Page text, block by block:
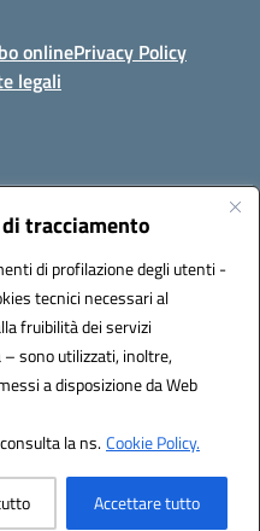
tracciamento
di profilazione degli utenti -
tecnici necessari al
fruibilità dei servizi
sono utilizzati, inoltre,
a disposizione da Web
la ns.Cookie Policy.
Accettare tutto
onlinePrivacy Policy
legali
3D Solution S.r.l.
Designers Italia